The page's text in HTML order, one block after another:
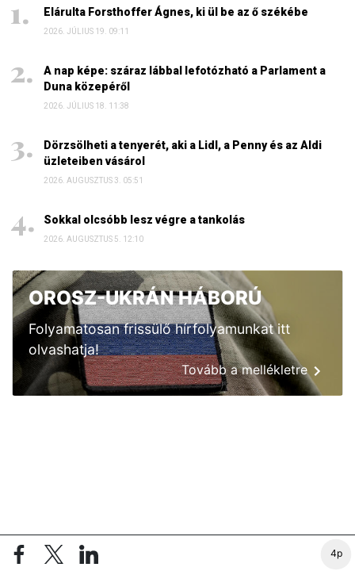
4p
Elárulta Forsthoffer Ágnes, ki ül be az ő székébe
2026. JÚLIUS 19. 09:11
A nap képe: száraz lábbal lefotózható a Parlament a
Duna közepéről
2026. JÚLIUS 18. 11:38
Dörzsölheti a tenyerét, aki a Lidl, a Penny és az Aldi
üzleteiben vásárol
2026. AUGUSZTUS 3. 05:51
Sokkal olcsóbb lesz végre a tankolás
2026. AUGUSZTUS 5. 12:10
OROSZ-UKRÁN HÁBORÚ
Folyamatosan frissülő hírfolyamunkat itt
olvashatja!
Tovább a mellékletre